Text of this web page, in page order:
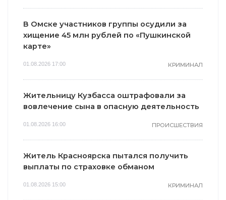
В Омске участников группы осудили за
хищение 45 млн рублей по «Пушкинской
карте»
01.08.2026 17:00 КРИМИНАЛ
Жительницу Кузбасса оштрафовали за
вовлечение сына в опасную деятельность
01.08.2026 16:00 ПРОИСШЕСТВИЯ
Житель Красноярска пытался получить
выплаты по страховке обманом
01.08.2026 15:00 КРИМИНАЛ